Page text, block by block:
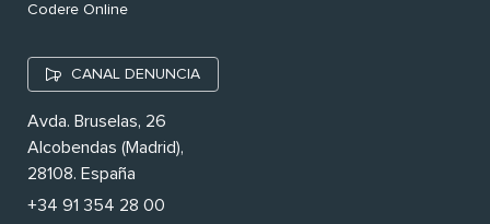
Codere Online
CANAL DENUNCIA
Avda. Bruselas, 26
Alcobendas (Madrid),
28108. España
+34 91 354 28 00